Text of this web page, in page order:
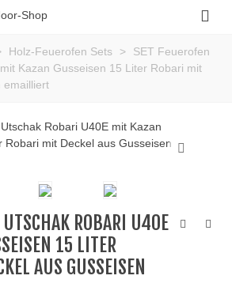
Holz-Feuerofen Sets >
SET Feuerofen
Kazan Gusseisen 15 Liter Robari mit
emailliert
UTSCHAK ROBARI U40E
15 LITER
AUS GUSSEISEN